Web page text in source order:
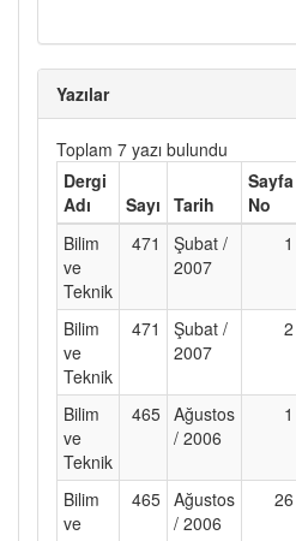
Yazılar
Toplam 7 yazı bulundu
Dergi
Adı
Sayı Tarih
Sayfa
No
Bilim
ve
Teknik
471
Şubat /
2007
1
Bilim
ve
Teknik
471
Şubat /
2007
2
Bilim
ve
Teknik
465 Ağustos
/ 2006
1
Bilim
ve
465 Ağustos
/ 2006
26